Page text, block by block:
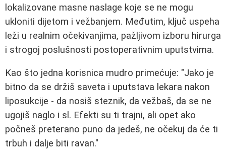
lokalizovane masne naslage koje se ne mogu
ukloniti dijetom i vežbanjem. Međutim, ključ uspeha
leži u realnim očekivanjima, pažljivom izboru hirurga
i strogoj poslušnosti postoperativnim uputstvima.
Kao što jedna korisnica mudro primećuje: "Jako je
bitno da se držiš saveta i uputstava lekara nakon
liposukcije - da nosiš steznik, da vežbaš, da se ne
ugojiš naglo i sl. Efekti su ti trajni, ali opet ako
počneš preterano puno da jedeš, ne očekuj da će ti
trbuh i dalje biti ravan."